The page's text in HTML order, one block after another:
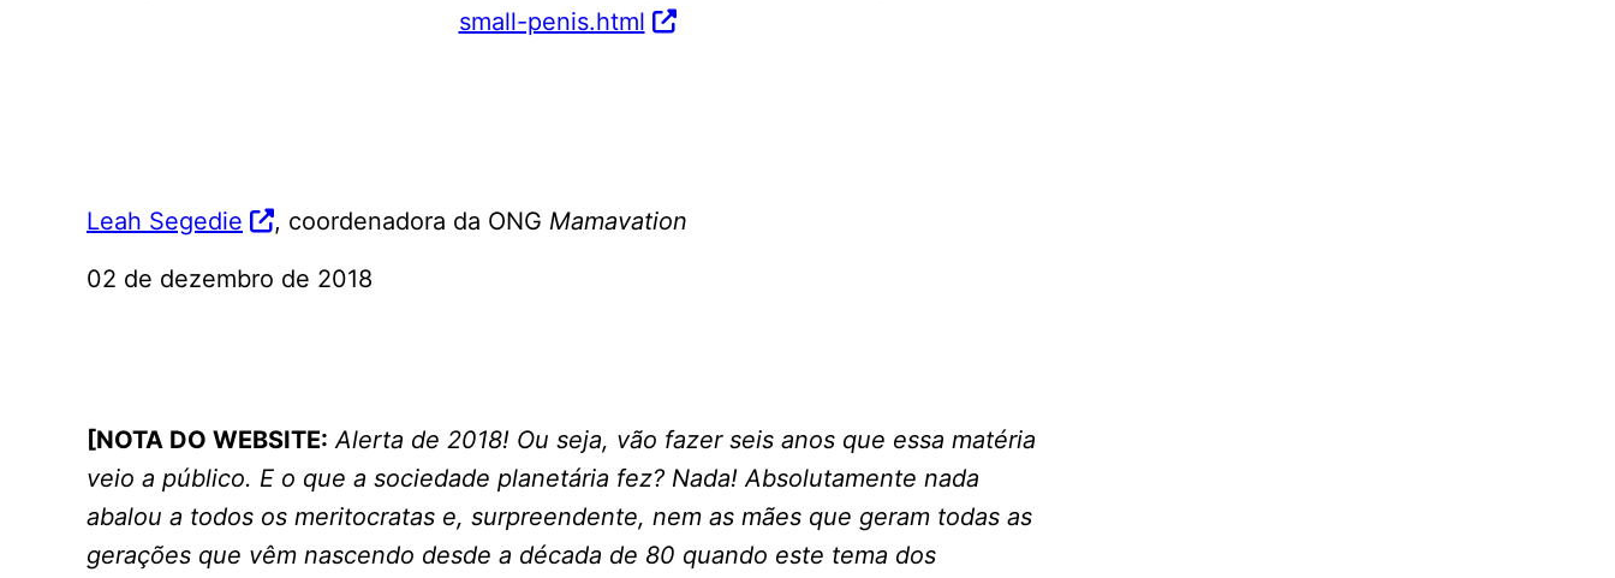
small-penis.html
Leah Segedie , coordenadora da ONG Mamavation
02 de dezembro de 2018
[NOTA DO WEBSITE: Alerta de 2018! Ou seja, vão fazer seis anos que essa matéria
veio a público. E o que a sociedade planetária fez? Nada! Absolutamente nada
abalou a todos os meritocratas e, surpreendente, nem as mães que geram todas as
gerações que vêm nascendo desde a década de 80 quando este tema dos